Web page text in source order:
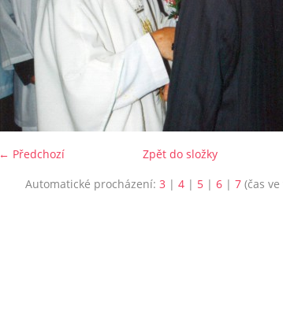
← Předchozí
Zpět do složky
Automatické procházení: 3 | 4| 5| 6| 7(čas ve